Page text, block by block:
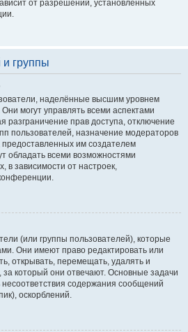
от разрешений, установленных
и группы
наделённые высшим уровнем
могут управлять всеми аспектами
разграничение прав доступа, отключение
пользователей, назначение модераторов
предоставленных им создателем
обладать всеми возможностями
в зависимости от настроек,
(или группы пользователей), которые
Они имеют право редактировать или
открывать, перемещать, удалять и
который они отвечают. Основные задачи
содержания сообщений
оскорблений.